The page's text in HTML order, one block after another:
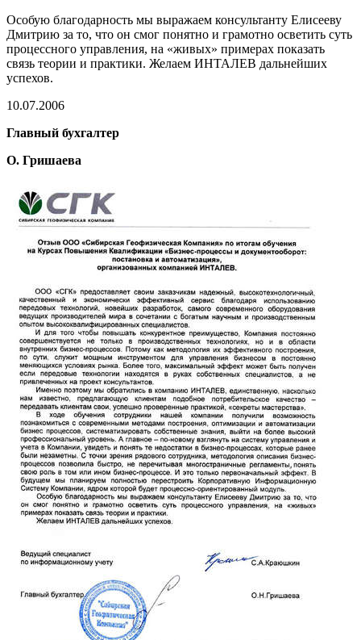
Особую благодарность мы выражаем консультанту Елисееву
Дмитрию за то, что он смог понятно и грамотно осветить суть
процессного управления, на «живых» примерах показать
связь теории и практики. Желаем ИНТАЛЕВ дальнейших
успехов.
10.07.2006
Главный бухгалтер
О. Гришаева